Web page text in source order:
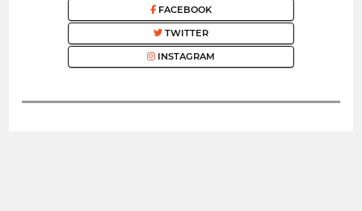
FACEBOOK
TWITTER
INSTAGRAM